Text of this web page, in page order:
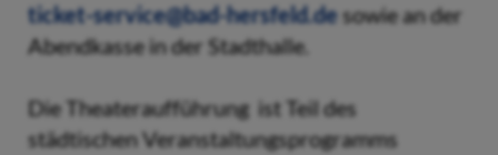
ticket-service@bad-hersfeld.desowie an der
Abendkasse in der Stadthalle.
Die Theateraufführung ist Teil des
städtischen Veranstaltungsprogramms